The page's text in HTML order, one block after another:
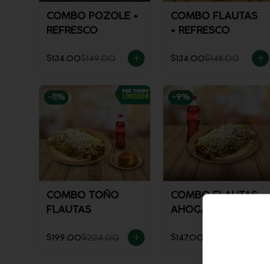
COMBO POZOLE +
REFRESCO
$134.00$149.00
COMBO FLAUTAS
+ REFRESCO
$134.00$148.00
-11 %
COMBO TOÑO
FLAUTAS
$199.00$224.00
-9%
COMBO FLAUTAS
AHOGADAS +
$147.00